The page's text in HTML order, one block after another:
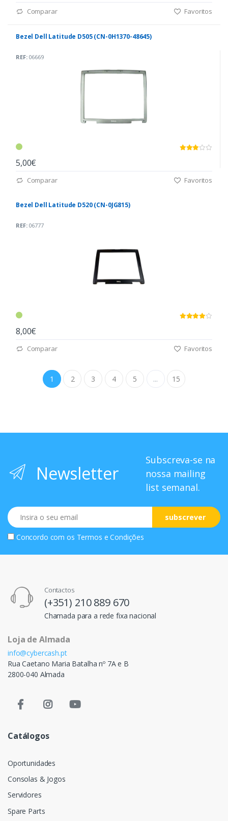
Comparar Favoritos
Bezel Dell Latitude D505 (CN-0H1370-48645)
REF:06669
5,00€
Comparar Favoritos
Bezel Dell Latitude D520 (CN-0JG815)
REF:06777
8,00€
Comparar Favoritos
1 2 3 4 5 ... 15
Newsletter
Subscreva-se na
nossa mailing
list semanal.
Email
subscrever
Concordo com os Termos e Condições
Contactos
(+351) 210 889 670
Chamada para a rede fixa nacional
Loja de Almada
info@cybercash.pt
Rua Caetano Maria Batalha nº 7A e B
2800-040 Almada
Catálogos
Oportunidades
Consolas & Jogos
Servidores
Spare Parts